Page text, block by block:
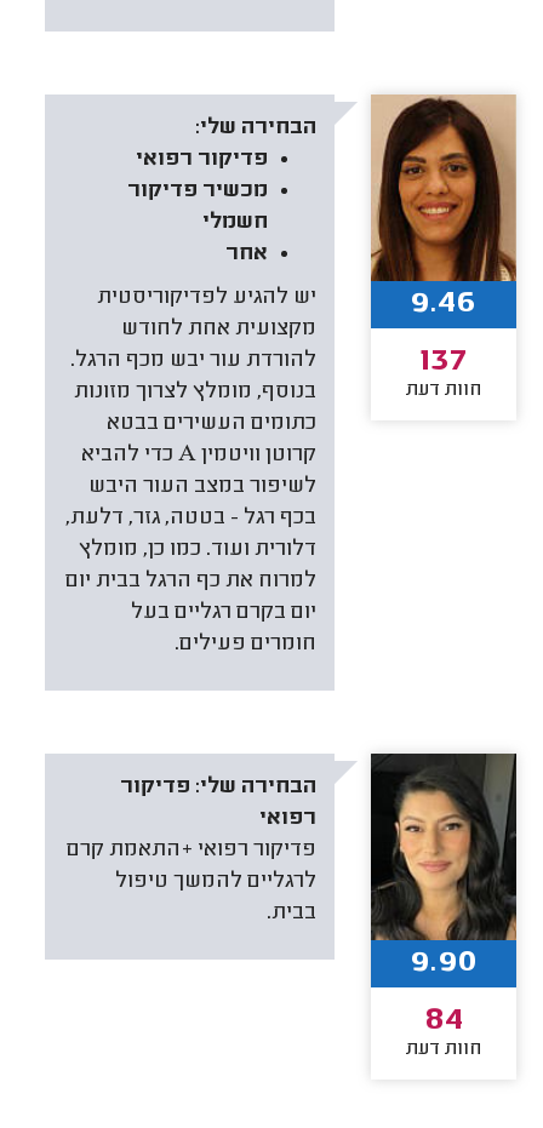
הבחירה שלי:
פדיקור רפואי
מכשיר פדיקור
חשמלי
אחר
יש להגיע לפדיקוריסטית
מקצועית אחת לחודש
להורדת עור יבש מכף הרגל.
בנוסף, מומלץ לצרוך מזונות
כתומים העשירים בבטא
קרוטן וויטמין A כדי להביא
לשיפור במצב העור היבש
בכף רגל - בטטה, גזר, דלעת,
דלורית ועוד. כמו כן, מומלץ
למרוח את כף הרגל בבית יום
יום בקרם רגליים בעל
חומרים פעילים.
9.46
137
חוות דעת
הבחירה שלי: פדיקור
רפואי
פדיקור רפואי +התאמת קרם
לרגליים להמשך טיפול
בבית.
9.90
84
חוות דעת